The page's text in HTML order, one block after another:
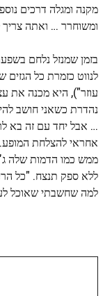
מקנה ומגלה דרכים
ומשוחרר … ואתה
בזמן שמנזל נלחם
לנווט כזמרת כל
עוזר"), היא מכנה את
נהדרת כשאני חושב
… אבל יחד עם זה בא
אחראי להצלחת
ממש כמו הדמות שלה
ללא ספק תנצח. "כל
למה שחשבתי שאוכל